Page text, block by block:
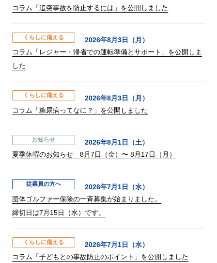
コラム「追突事故を防止するには」を公開しました
くらしに備える
2026年8月3日（月）
コラム「レジャー・帰省での運転準備とサポート」を公開しま
した
くらしに備える
2026年8月3日（月）
コラム「糖尿病ってなに？」を公開しました
お知らせ
2026年8月1日（土）
夏季休暇のお知らせ 8月7日（金）〜 8月17日（月）
従業員の方へ
2026年7月1日（水）
団体ゴルファー保険の一斉募集が始まりました。
締切日は7月15日（水）です。
くらしに備える
2026年7月1日（水）
コラム「子どもとの事故防止のポイント」を公開しました